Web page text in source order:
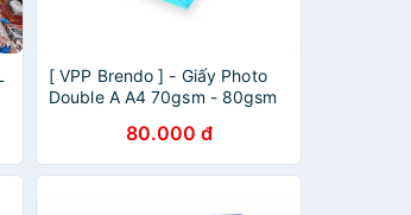
[ VPP Brendo ] - Giấy Photo
Double A A4 70gsm - 80gsm
80.000 đ